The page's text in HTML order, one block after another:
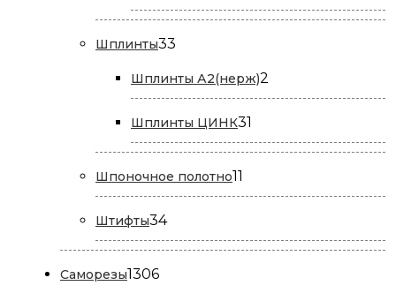
товара
Шплинты33
Шплинты А2(нерж)2
товара
Шплинты ЦИНК31
товар
Шпоночное полотно11
товаров
Штифты3434
товара
Саморезы13061306